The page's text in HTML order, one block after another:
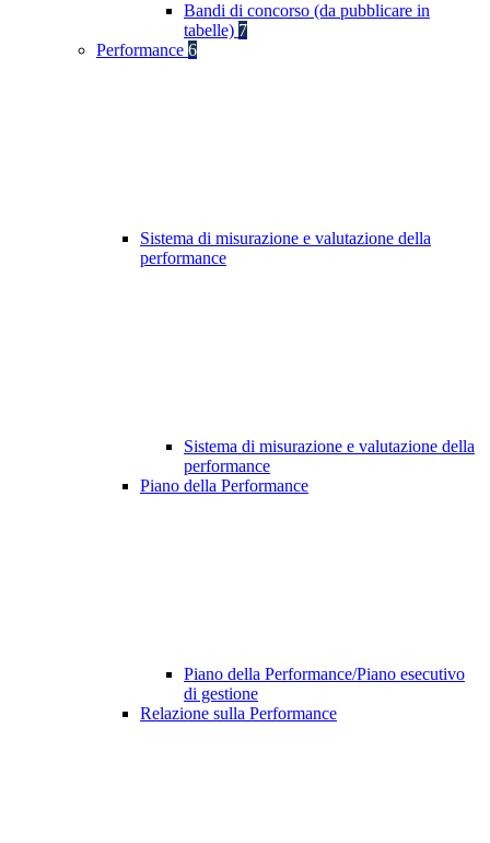
Bandi di concorso (da pubblicare in
tabelle) 7
Performance 6
Sistema di misurazione e valutazione della
performance
Sistema di misurazione e valutazione della
performance
Piano della Performance
Piano della Performance/Piano esecutivo
di gestione
Relazione sulla Performance